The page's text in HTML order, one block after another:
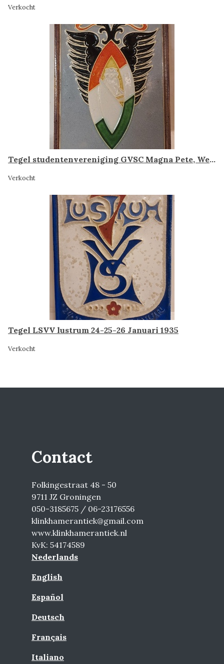
Verkocht
Tegel studentenvereniging GVSC Magna Pete, Westraven
Verkocht
Tegel LSVV lustrum 24-25-26 Januari 1935
Verkocht
Contact
Folkingestraat 48 - 50
9711 JZ Groningen
050-3185675 / 06-23176556
klinkhamerantiek@gmail.com
www.klinkhamerantiek.nl
KvK: 54174589
Nederlands
English
Español
Deutsch
Français
Italiano